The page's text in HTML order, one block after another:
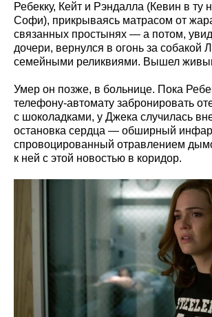
Ребекку, Кейт и Рэндалла (Кевин в ту
Софи), прикрываясь матрасом от
связанных простынях — а потом,
дочери, вернулся в огонь за собакой
семейными реликвиями. Вышел
Умер он позже, в больнице. Пока
телефону-автомату забронировать
с шоколадками, у Джека случилась
остановка сердца — обширный
спровоцированный отравлением
к ней с этой новостью в коридор.